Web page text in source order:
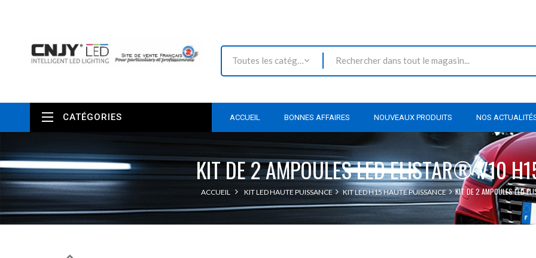
Toutes les catégories
ACCUEIL BONNES AFFAIRES NOUVEAUX PRODUITS NOS
CATÉGORIES
KIT DE 2 AMPOULES LED ELISTAR® V10
ACCUEIL KIT LED HAUTE PUISSANCE KIT LED H15 HAUTE PUISSANCE KIT DE 2 AMPOULES LED